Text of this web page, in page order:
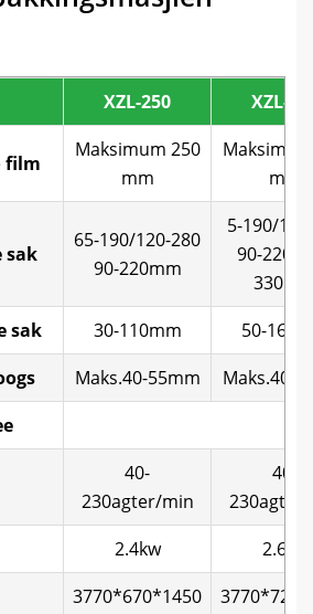
XZL-250 XZL-
film
Maksimum 250
mm
mm
sak
65-190/120-280
90-220mm
5-190/
90-220/
sak
30-110mm
50-
Maks.40-55mm
Maks.40-
40-
230agter/min
40-
2.4kw
2.6kw
3770*670*1450